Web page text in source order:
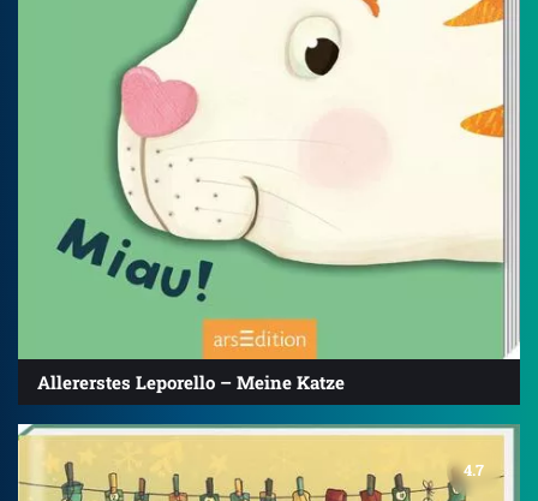
Allererstes Leporello – Meine Katze
4.7